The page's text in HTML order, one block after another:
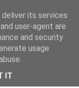
ESC2025
its services
user-agent are
and security
usage
IT